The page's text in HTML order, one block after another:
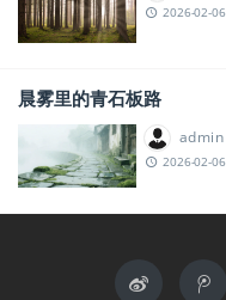
2026-02-06
晨雾里的青石板路
admin
2026-02-06